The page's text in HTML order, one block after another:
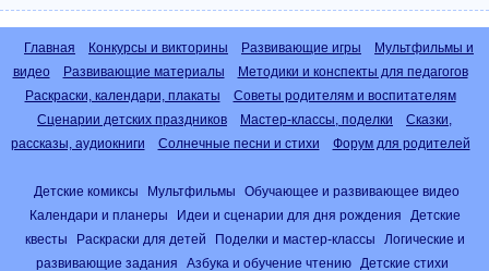
Главная Конкурсы и викторины Развивающие игры
Мультфильмы и
видео
Развивающие материалы
Методики и конспекты для педагогов
Раскраски, календари, плакаты
Советы родителям и воспитателям
Сценарии детских праздников
Мастер-классы, поделки
Сказки,
рассказы, аудиокниги
Солнечные песни и стихи Форум для родителей
Детские комиксы Мультфильмы
Обучающее и развивающее видео
Календари и планеры
Идеи и сценарии для дня рождения
Детские
квесты
Раскраски для детей Поделки и мастер-классы
Логические и
развивающие задания
Азбука и обучение чтению
Детские стихи